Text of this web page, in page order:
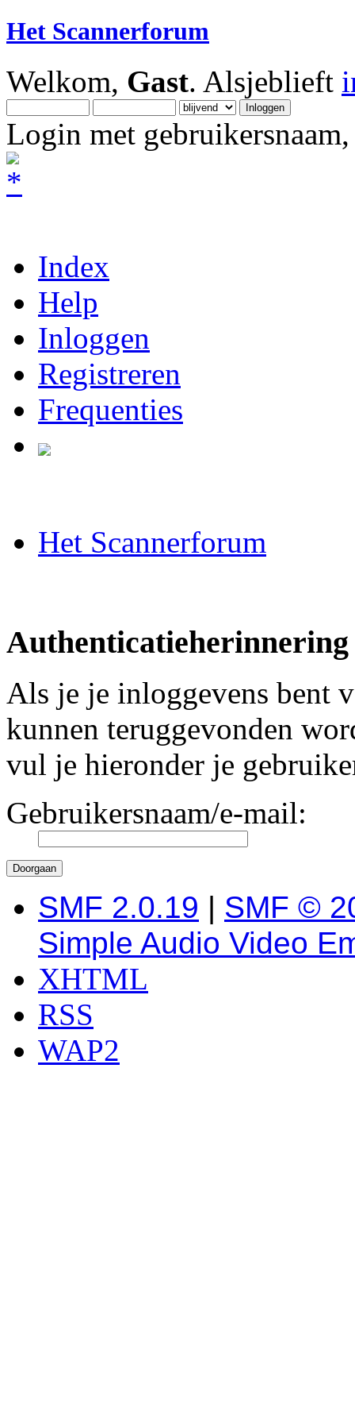
Het Scannerforum
Welkom, Gast. Alsjeblieft
Login met
Index
Help
Inloggen
Registreren
Frequenties
Het Scannerforum
Authenticatieherinnering
Als je je inloggevens bent
kunnen teruggevonden
vul je hieronder je
Gebruikersnaam/e-mail:
SMF 2.0.19 | SMF ©
Simple Audio Video
XHTML
RSS
WAP2